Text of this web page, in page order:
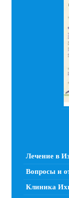
Лечение в
Вопросы и
Клиника